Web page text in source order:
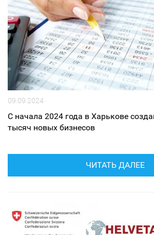
09.09.2024
С начала 2024 года в Харькове
тысяч новых бизнесов
ЧИТАТЬ ДАЛЕЕ